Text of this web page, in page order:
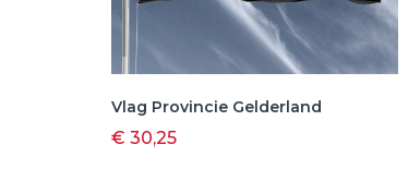
Vlag Provincie Gelderland
€ 30,25